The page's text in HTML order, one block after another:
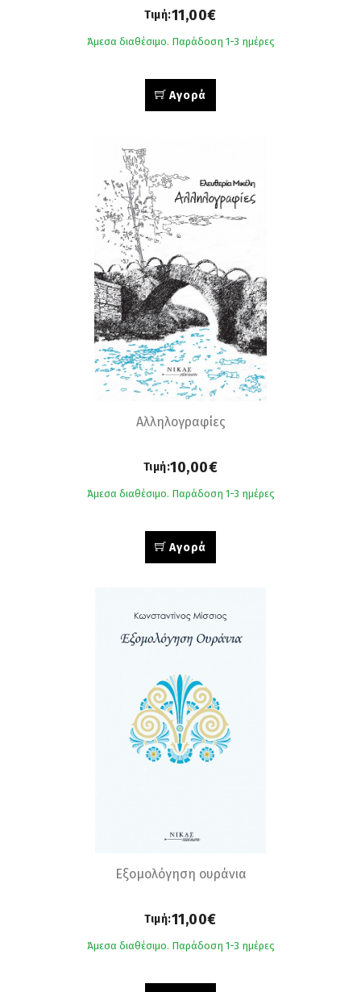
Τιμή:11,00€
Άμεσα διαθέσιμο. Παράδοση 1-3 ημέρες
Αγορά
Αλληλογραφίες
Τιμή:10,00€
Άμεσα διαθέσιμο. Παράδοση 1-3 ημέρες
Αγορά
Εξομολόγηση ουράνια
Τιμή:11,00€
Άμεσα διαθέσιμο. Παράδοση 1-3 ημέρες